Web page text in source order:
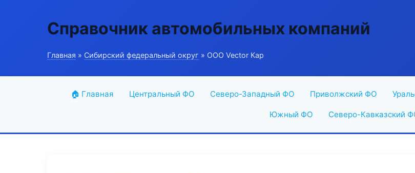
Справочник автомобильных компаний
Главная » Сибирский федеральный округ » ООО Vector Кар
🏠 Главная Центральный ФО Северо-Западный ФО Приволжский ФО
Южный ФО Северо-Кавказский